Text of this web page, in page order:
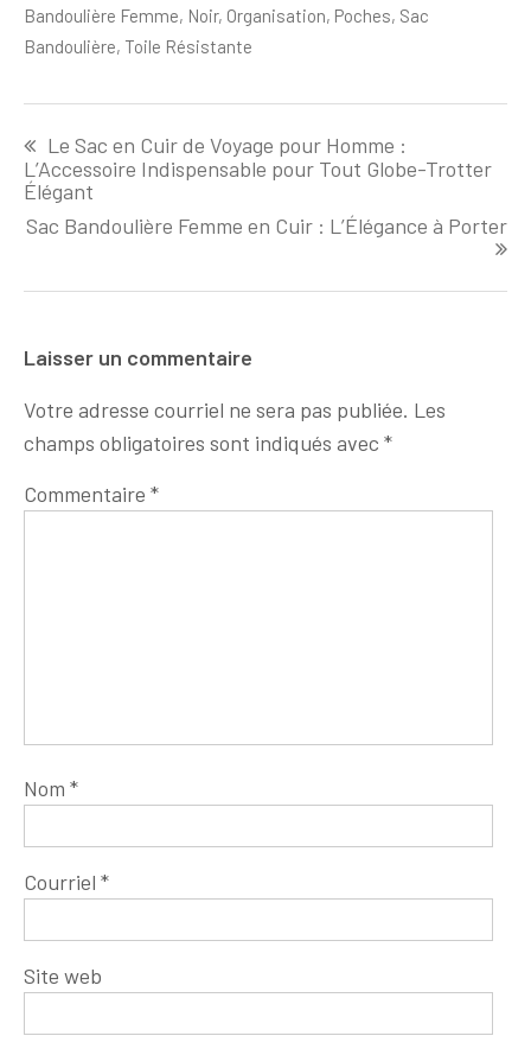
Bandoulière Femme, Noir, Organisation, Poches, Sac
Bandoulière, Toile Résistante
de
l'article
Le Sac en Cuir de Voyage pour Homme :
L’Accessoire Indispensable pour Tout Globe-Trotter
Élégant
Sac Bandoulière Femme en Cuir : L’Élégance à Porter
Laisser un commentaire
Votre adresse courriel ne sera pas publiée. Les
champs obligatoires sont indiqués avec *
Commentaire *
Nom *
Courriel *
Site web